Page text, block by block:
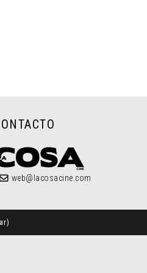
web@lacosacine.com
)